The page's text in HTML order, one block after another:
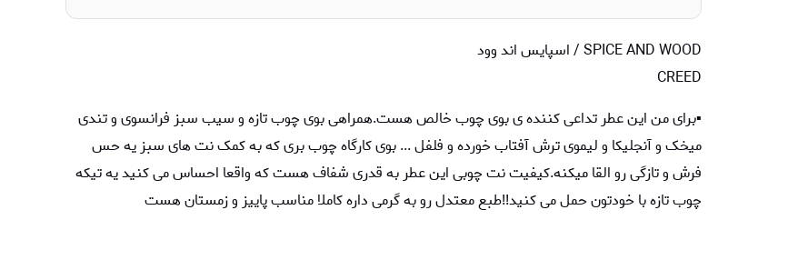
SPICE AND WOOD / اسپایس اند وود
CREED
▪️برای من این عطر تداعی کننده ی بوی چوب خالص هست.همراهی بوی چوب تازه و سیب سبز فرانسوی و تندی
میخک و آنجلیکا و لیموی ترش آفتاب خورده و فلفل ... بوی کارگاه چوب بری که به کمک نت های سبز یه حس
فرش و تازگی رو القا میکنه.کیفیت نت چوبی این عطر به قدری شفاف هست که واقعا احساس می کنید یه تیکه
چوب تازه با خودتون حمل می کنید!!طبع معتدل رو به گرمی داره کاملا مناسب پاییز و زمستان هست